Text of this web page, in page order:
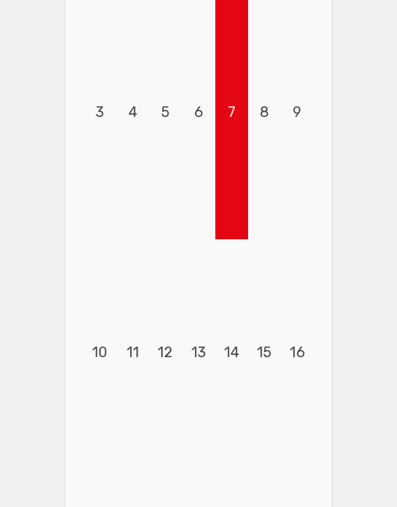
3 4 5 6 7 8 9
10 11 12 13 14 15 16